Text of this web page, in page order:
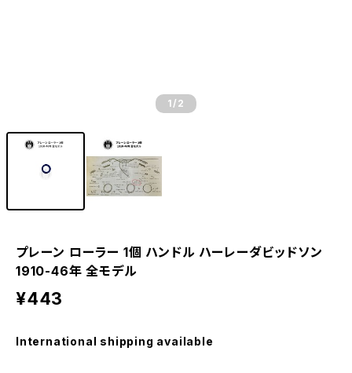
1 /2
プレーン ローラー 1個 ハンドル ハーレーダビッドソン
1910-46年 全モデル
¥443
International shipping available